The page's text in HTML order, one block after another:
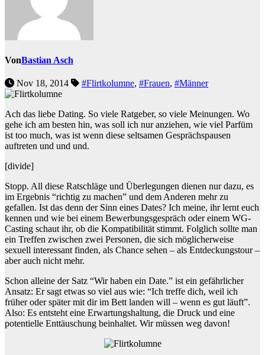
VonBastian Asch
Nov 18, 2014 #Flirtkolumne, #Frauen, #Männer
Ach das liebe Dating. So viele Ratgeber, so viele Meinungen. Wo
gehe ich am besten hin, was soll ich nur anziehen, wie viel Parfüm
ist too much, was ist wenn diese seltsamen Gesprächspausen
auftreten und und und.
[divide]
Stopp. All diese Ratschläge und Überlegungen dienen nur dazu, es
im Ergebnis “richtig zu machen” und dem Anderen mehr zu
gefallen. Ist das denn der Sinn eines Dates? Ich meine, ihr lernt euch
kennen und wie bei einem Bewerbungsgespräch oder einem WG-
Casting schaut ihr, ob die Kompatibilität stimmt. Folglich sollte man
ein Treffen zwischen zwei Personen, die sich möglicherweise
sexuell interessant finden, als Chance sehen – als Entdeckungstour –
aber auch nicht mehr.
Schon alleine der Satz “Wir haben ein Date.” ist ein gefährlicher
Ansatz: Er sagt etwas so viel aus wie: “Ich treffe dich, weil ich
früher oder später mit dir im Bett landen will – wenn es gut läuft”.
Also: Es entsteht eine Erwartungshaltung, die Druck und eine
potentielle Enttäuschung beinhaltet. Wir müssen weg davon!